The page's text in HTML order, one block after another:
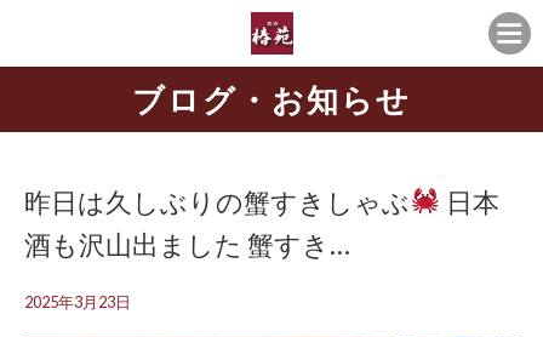
ブログ・お知らせ
昨日は久しぶりの蟹すきしゃぶ
日本
酒も沢山出ました 蟹すき…
2025年3月23日